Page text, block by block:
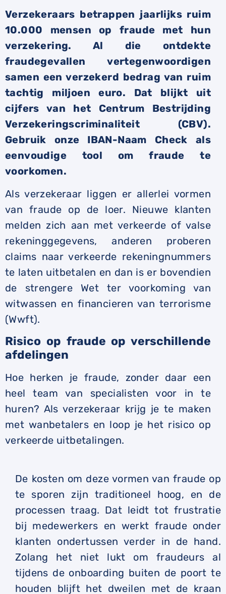
Verzekeraars betrappen jaarlijks ruim
10.000 mensen op fraude met hun
verzekering. Al die ontdekte
fraudegevallen vertegenwoordigen
samen een verzekerd bedrag van ruim
tachtig miljoen euro. Dat blijkt uit
cijfers van het Centrum Bestrijding
Verzekeringscriminaliteit (CBV).
Gebruik onze IBAN-Naam Check als
eenvoudige tool om fraude te
voorkomen.
Als verzekeraar liggen er allerlei vormen
van fraude op de loer. Nieuwe klanten
melden zich aan met verkeerde of valse
rekeninggegevens, anderen proberen
claims naar verkeerde rekeningnummers
te laten uitbetalen en dan is er bovendien
de strengere Wet ter voorkoming van
witwassen en financieren van terrorisme
(Wwft).
Risico op fraude op verschillende
afdelingen
Hoe herken je fraude, zonder daar een
heel team van specialisten voor in te
huren? Als verzekeraar krijg je te maken
met wanbetalers en loop je het risico op
verkeerde uitbetalingen.
De kosten om deze vormen van fraude op
te sporen zijn traditioneel hoog, en de
processen traag. Dat leidt tot frustratie
bij medewerkers en werkt fraude onder
klanten ondertussen verder in de hand.
Zolang het niet lukt om fraudeurs al
tijdens de onboarding buiten de poort te
houden blijft het dweilen met de kraan